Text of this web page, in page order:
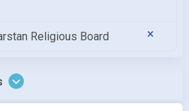
Religious Board